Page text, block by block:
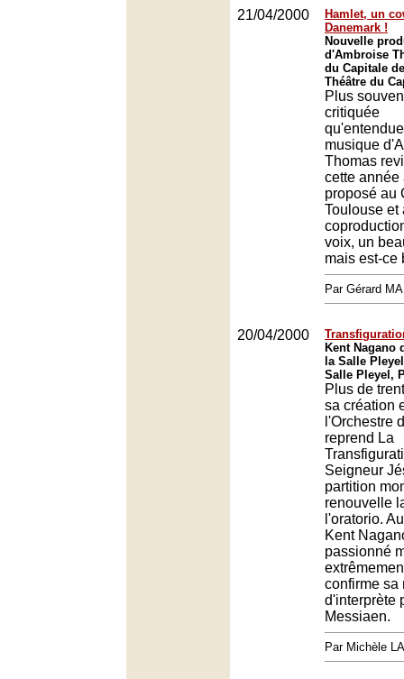
21/04/2000
Hamlet, un
Danemark !
Nouvelle
d'Ambroise
du Capitale
Théâtre du
Plus
critiquée
musique
Thomas
cette année
proposé au
Toulouse et
voix, un
mais est-ce
Par Gérard
20/04/2000
Kent Nagano
la Salle
Salle Pleyel,
Plus de
sa création
l'Orchestre
reprend La
Seigneur
partition
renouvelle
l'oratorio.
Kent
passionné
confirme sa
d'interprète
Messiaen.
Par Michèle